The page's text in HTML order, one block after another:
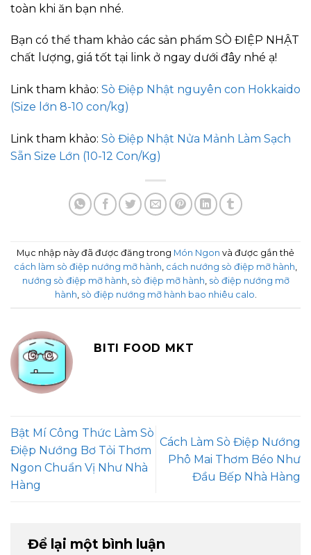
toàn khi ăn bạn nhé.
Bạn có thể tham khảo các sản phẩm SÒ ĐIỆP NHẬT
chất lượng, giá tốt tại link ở ngay dưới đây nhé ạ!
Link tham khảo: Sò Điệp Nhật nguyên con Hokkaido
(Size lớn 8-10 con/kg)
Link tham khảo: Sò Điệp Nhật Nửa Mảnh Làm Sạch
Sẵn Size Lớn (10-12 Con/Kg)
Mục nhập này đã được đăng trong Món Ngon và được gắn thẻ
cách làm sò điệp nướng mỡ hành, cách nướng sò điệp mỡ hành,
nướng sò điệp mỡ hành, sò điệp mỡ hành, sò điệp nướng mỡ
hành, sò điệp nướng mỡ hành bao nhiêu calo.
BITI FOOD MKT
Bật Mí Công Thức Làm Sò
Điệp Nướng Bơ Tỏi Thơm
Ngon Chuẩn Vị Như Nhà
Hàng
Cách Làm Sò Điệp Nướng
Phô Mai Thơm Béo Như
Đầu Bếp Nhà Hàng
Để lại một bình luận